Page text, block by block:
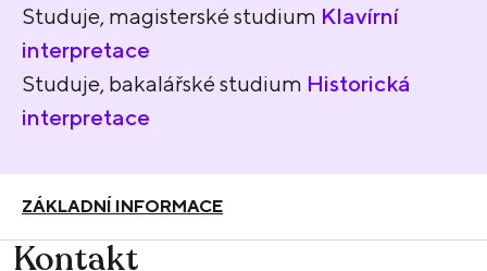
Studuje, magisterské studium Klavírní
interpretace
Studuje, bakalářské studium Historická
interpretace
ZÁKLADNÍ INFORMACE
Kontakt